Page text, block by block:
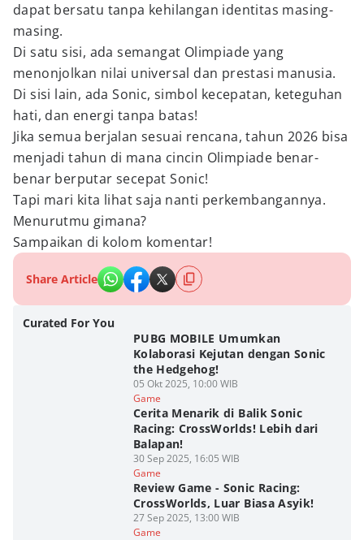
dapat bersatu tanpa kehilangan identitas masing-
masing.
Di satu sisi, ada semangat Olimpiade yang
menonjolkan nilai universal dan prestasi manusia.
Di sisi lain, ada Sonic, simbol kecepatan, keteguhan
hati, dan energi tanpa batas!
Jika semua berjalan sesuai rencana, tahun 2026 bisa
menjadi tahun di mana cincin Olimpiade benar-
benar berputar secepat Sonic!
Tapi mari kita lihat saja nanti perkembangannya.
Menurutmu gimana?
Sampaikan di kolom komentar!
Share Article
Curated For You
PUBG MOBILE Umumkan
Kolaborasi Kejutan dengan Sonic
the Hedgehog!
05 Okt 2025, 10:00 WIB
Game
Cerita Menarik di Balik Sonic
Racing: CrossWorlds! Lebih dari
Balapan!
30 Sep 2025, 16:05 WIB
Game
Review Game - Sonic Racing:
CrossWorlds, Luar Biasa Asyik!
27 Sep 2025, 13:00 WIB
Game